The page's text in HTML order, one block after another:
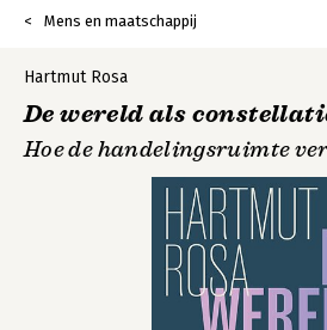
Mens en maatschappij
Hartmut Rosa
De wereld als
Hoe de handelingsruimte